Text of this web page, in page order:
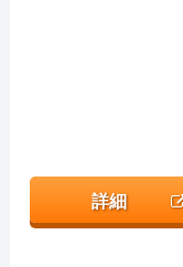
詳細